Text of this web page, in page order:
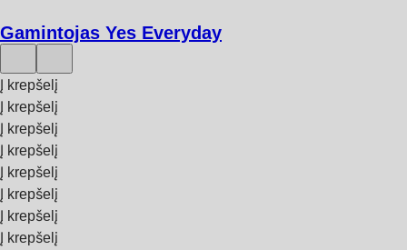
Gamintojas Yes Everyday
Į krepšelį
Į krepšelį
Į krepšelį
Į krepšelį
Į krepšelį
Į krepšelį
Į krepšelį
Į krepšelį